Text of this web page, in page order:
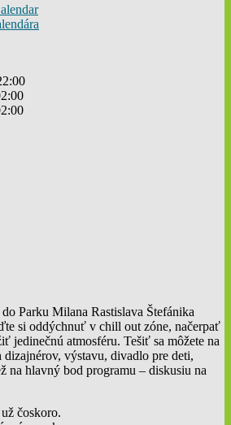
Parku Milana Rastislava Štefánika
si oddýchnuť v chill out zóne, načerpať
jedinečnú atmosféru. Tešiť sa môžete na
výstavu, divadlo pre deti,
na hlavný bod programu – diskusiu na
čoskoro.